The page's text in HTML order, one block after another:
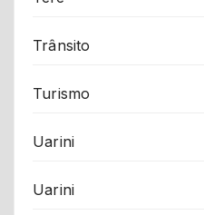
Trânsito
Turismo
Uarini
Uarini